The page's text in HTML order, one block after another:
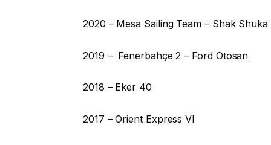
2020 – Mesa Sailing Team – Shak Shuka
2019 – Fenerbahçe 2 – Ford Otosan
2018 – Eker 40
2017 – Orient Express VI